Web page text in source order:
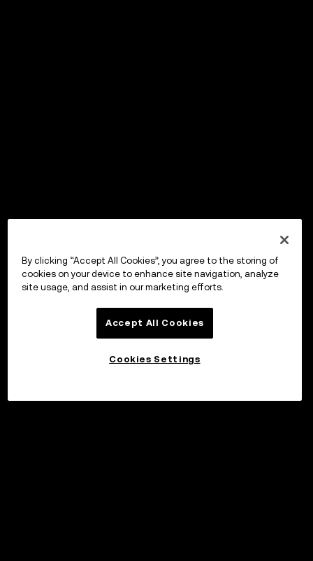
By clicking “Accept All Cookies”, you agree to the storing of
cookies on your device to enhance site navigation, analyze
site usage, and assist in our marketing efforts.
Accept All Cookies
Cookies Settings